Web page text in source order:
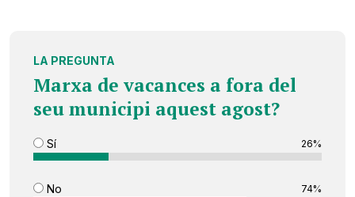
LA PREGUNTA
Marxa de vacances a fora del
seu municipi aquest agost?
Sí 26%
No 74%